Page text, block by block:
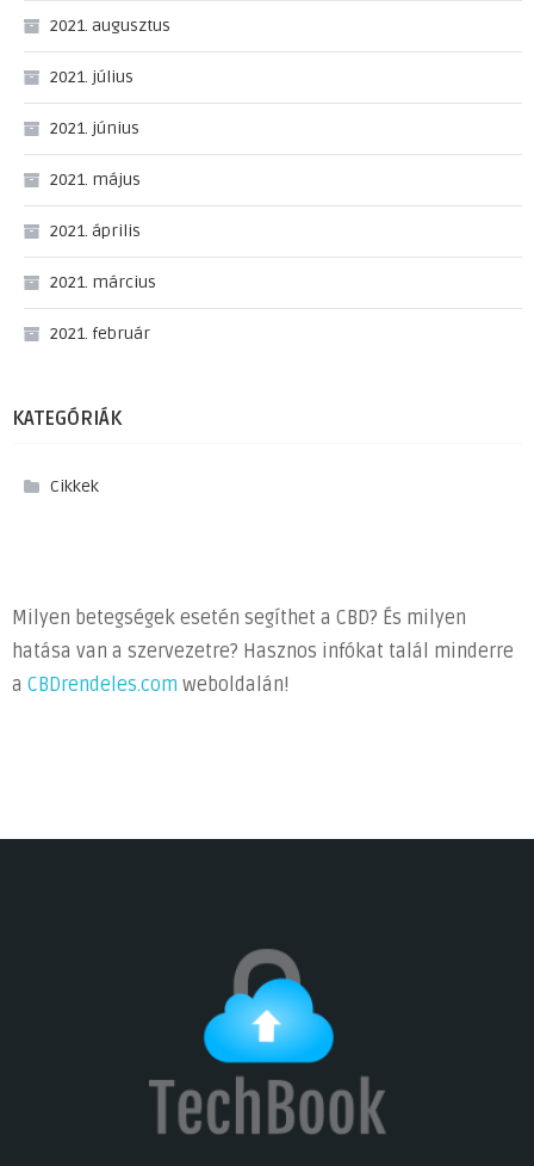
2021. augusztus
2021. július
2021. június
2021. május
2021. április
2021. március
2021. február
KATEGÓRIÁK
Cikkek
Milyen betegségek esetén segíthet a CBD? És milyen
hatása van a szervezetre? Hasznos infókat talál minderre
a CBDrendeles.com weboldalán!